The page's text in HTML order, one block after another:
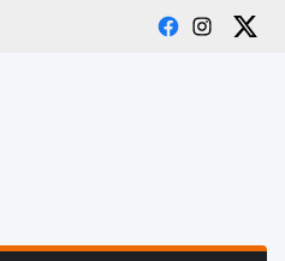
FacebookX